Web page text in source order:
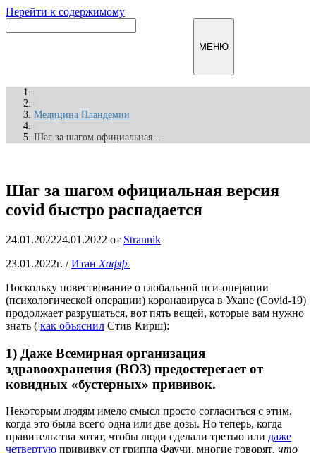
Перейти к содержимому
МЕНЮ
Медицина Пландемии
Шаг за шагом официальная...
Шаг за шагом официальная версия
covid быстро распадается
24.01.202224.01.2022 от Strannik
23.01.2022г. /Итан Хафф.
Поскольку повествование о глобальной пси-операции
(психологической операции) коронавируса в Ухане (Covid-19)
продолжает разрушаться, вот пять вещей, которые вам нужно
знать ( как объяснил Стив Кирш):
1) Даже Всемирная организация
здравоохранения (ВОЗ) предостерегает от
ковидных «бустерных» прививок.
Некоторым людям имело смысл просто согласиться с этим,
когда это была всего одна или две дозы. Но теперь, когда
правительства хотят, чтобы люди сделали третью или даже
четвертую прививку от гриппа Фаучи, многие говорят , что